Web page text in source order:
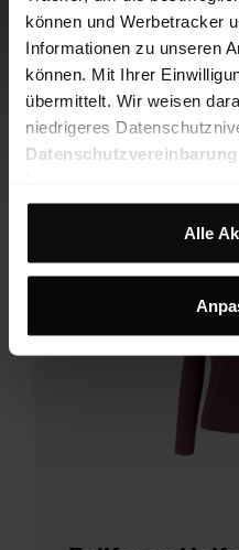
können und Werbetracker
Informationen zu unseren
können. Mit Ihrer
übermittelt. Wir weisen
niedrigeres
Datenschutzvereinbarung
Alle